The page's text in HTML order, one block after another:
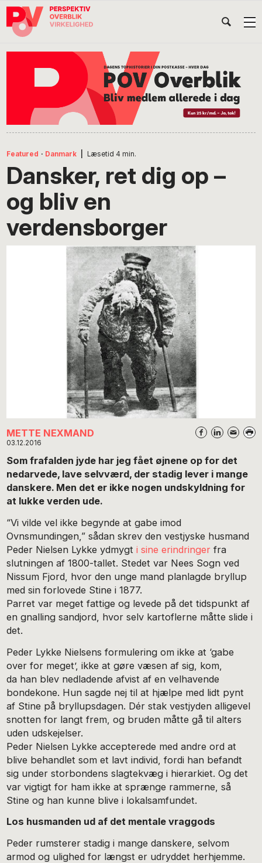
Gå
direkte
Skip
indhold
Gå
direkte
Featured · Danmark Læsetid 4 min.
Dansker, ret dig op –
og bliv en
verdensborger
METTE NEXMAND
03.12.2016
Som frafalden jyde har jeg fået øjnene op for det
nedarvede, lave selvværd, der stadig lever i mange
danskere. Men det er ikke nogen undskyldning for
at lukke verden ude.
“Vi vilde vel ikke be­gynde at gabe imod
Ovnsmundingen,” sådan skrev den vestjyske husmand
Peder Nielsen Lykke ydmygti sine erindringer fra
slutningen af 1800-tallet. Stedet var Nees Sogn ved
Nissum Fjord, hvor den unge mand planlagde bryllup
med sin forlovede Stine i 1877.
Parret var meget fattige og levede på det tidspunkt af
en gnalling sandjord, hvor selv kartoflerne måtte slide i
det.
Peder Lykke Nielsens formulering om ikke at ‘gabe
over for meget’, ikke at gøre væsen af sig, kom,
da han blev nedladende afvist af en velhavende
bondekone. Hun sagde nej til at hjælpe med lidt pynt
af Stine på bryllupsdagen. Dér stak vestjyden alligevel
snotten for langt frem, og bruden måtte gå til alters
uden udskejelser.
Peder Nielsen Lykke accepterede med andre ord at
blive behandlet som et lavt individ, fordi han befandt
sig under storbondens slagtekvæg i hierarkiet. Og det
var vigtigt for ham ikke at sprænge rammerne, så
Stine og han kunne blive i lokalsamfundet.
Los husmanden ud af det mentale vraggods
Peder rumsterer stadig i mange danskere, selvom
armod og ulighed for længst er udryddet herhjemme.